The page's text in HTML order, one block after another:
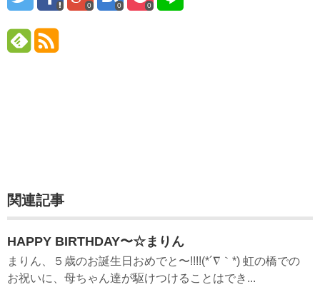
0 0 0
関連記事
HAPPY BIRTHDAY〜☆まりん
まりん、５歳のお誕生日おめでと〜!!!!(*´∇｀*) 虹の橋での
お祝いに、母ちゃん達が駆けつけることはでき...